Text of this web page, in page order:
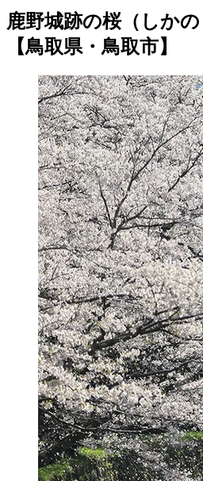
鹿野城跡の桜（しかの
【鳥取県・鳥取市】